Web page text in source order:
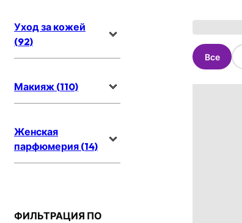
Уход за кожей
(92)
Макияж (110)
Женская
парфюмерия (14)
ФИЛЬТРАЦИЯ ПО
Все